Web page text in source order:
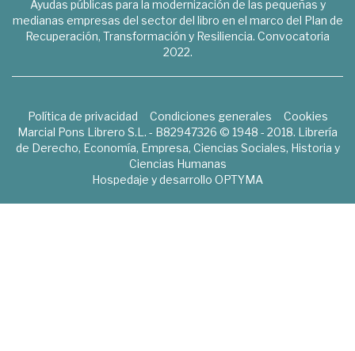
Ayudas públicas para la modernización de las pequeñas y
medianas empresas del sector del libro en el marco del Plan de
Recuperación, Transformación y Resiliencia. Convocatoria
2022.
Política de privacidad Condiciones generales
Cookies
Marcial Pons Librero S.L. - B82947326 © 1948 - 2018. Librería
de Derecho, Economía, Empresa, Ciencias Sociales, Historia y
Ciencias Humanas
Hospedaje y desarrollo OPTYMA